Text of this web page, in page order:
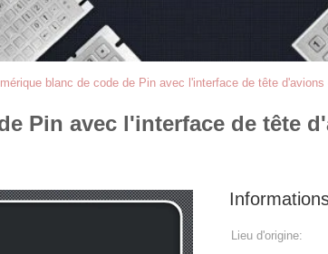
blanc de code de Pin avec l'interface de tête
Pin avec l'interface de tête
Lieu d'origine: